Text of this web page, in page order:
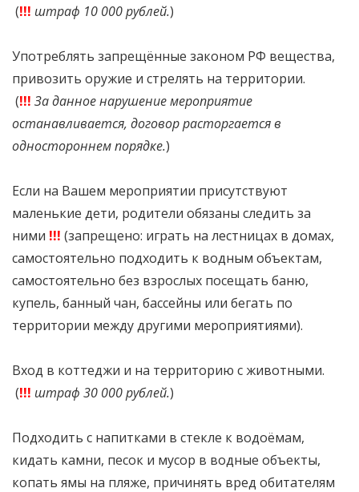
(!!! штраф 10 000 рублей.)
Употреблять запрещённые законом РФ вещества,
привозить оружие и стрелять на территории.
(!!! За данное нарушение мероприятие
останавливается, договор расторгается в
одностороннем порядке.)
Если на Вашем мероприятии присутствуют
маленькие дети, родители обязаны следить за
ними !!! (запрещено: играть на лестницах в домах,
самостоятельно подходить к водным объектам,
самостоятельно без взрослых посещать баню,
купель, банный чан, бассейны или бегать по
территории между другими мероприятиями).
Вход в коттеджи и на территорию с животными.
(!!! штраф 30 000 рублей.)
Подходить с напитками в стекле к водоёмам,
кидать камни, песок и мусор в водные объекты,
копать ямы на пляже, причинять вред обитателям